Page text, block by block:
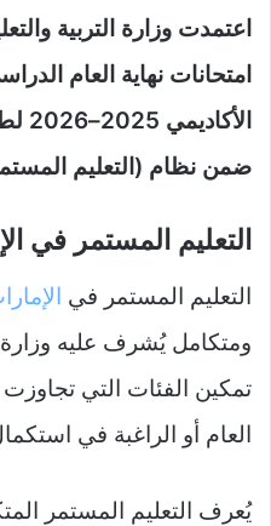
اعتمدت وزارة التربية
امتحانات نهاية العام
ضمن نظام (التعليم
التعليم المستمر في
التعليم المستمر في
ومتكامل يُشرف عليه وزارة
تمكين الفئات التي
العام أو الراغبة في
يُعرف التعليم المستمر